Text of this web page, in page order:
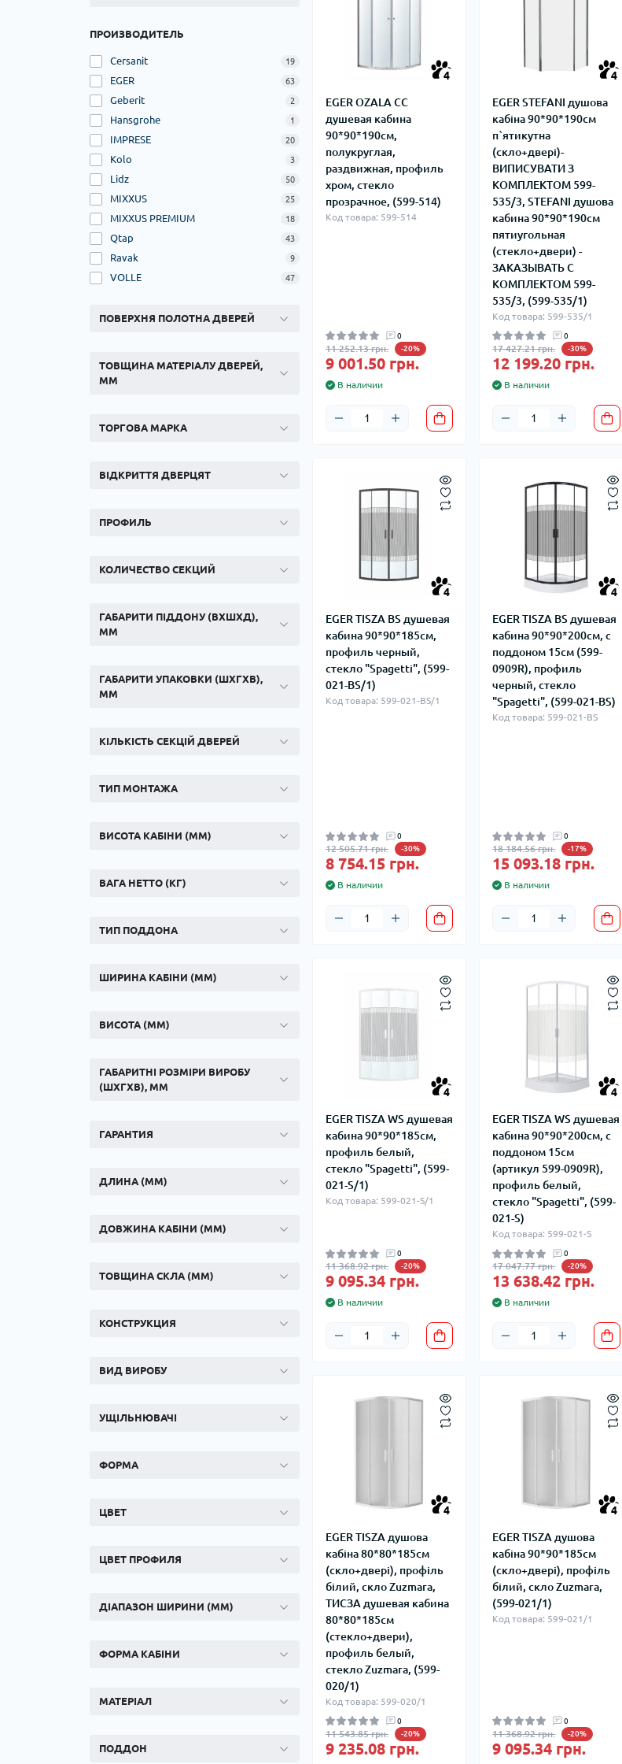
колекторів
Індикаторні викрутки
Запчасти для
Запчасти для моек
Запчасти к
кормоизмельчителям
Запчасти к компрессорам
ПРОИЗВОДИТЕЛЬ
Cersanit 19
EGER 63
Geberit 2
Hansgrohe 1
IMPRESE 20
Kolo 3
Lidz 50
MIXXUS 25
MIXXUS PREMIUM 18
Qtap 43
Ravak 9
VOLLE 47
ПОВЕРХНЯ ПОЛОТНА ДВЕРЕЙ
ТОВЩИНА МАТЕРІАЛУ ДВЕРЕЙ,
ММ
ТОРГОВА МАРКА
ВІДКРИТТЯ ДВЕРЦЯТ
ПРОФИЛЬ
КОЛИЧЕСТВО СЕКЦИЙ
ГАБАРИТИ ПІДДОНУ (ВХШХД),
ММ
ГАБАРИТИ УПАКОВКИ (ШХГХВ),
ММ
КІЛЬКІСТЬ СЕКЦІЙ ДВЕРЕЙ
ТИП МОНТАЖА
ВИСОТА КАБІНИ (ММ)
ВАГА НЕТТО (КГ)
ТИП ПОДДОНА
ШИРИНА КАБІНИ (ММ)
ВИСОТА (ММ)
ГАБАРИТНІ РОЗМІРИ ВИРОБУ
(ШХГХВ), ММ
ГАРАНТИЯ
ДЛИНА (ММ)
ДОВЖИНА КАБІНИ (ММ)
ТОВЩИНА СКЛА (ММ)
КОНСТРУКЦИЯ
ВИД ВИРОБУ
УЩІЛЬНЮВАЧІ
ФОРМА
ЦВЕТ
ЦВЕТ ПРОФИЛЯ
ДІАПАЗОН ШИРИНИ (ММ)
ФОРМА КАБІНИ
МАТЕРІАЛ
ПОДДОН
4
EGER OZALA CC
душевая кабина
90*90*190см,
полукруглая,
раздвижная, профиль
хром, стекло
прозрачное, (599-514)
Код товара: 599-514
0
11 252.13 грн. -20%
9 001.50 грн.
В наличии
4
EGER STEFANI душова
кабіна 90*90*190см
п`ятикутна
(скло+дверi)-
ВИПИСУВАТИ З
КОМПЛЕКТОМ 599-
535/3, STEFANI душова
кабина 90*90*190см
пятиугольная
(стекло+двери) -
ЗАКАЗЫВАТЬ С
КОМПЛЕКТОМ 599-
535/3, (599-535/1)
Код товара: 599-535/1
0
17 427.21 грн. -30%
12 199.20 грн.
В наличии
4
EGER TISZA BS душевая
кабина 90*90*185см,
профиль черный,
стекло "Spagetti", (599-
021-BS/1)
Код товара: 599-021-BS/1
0
12 505.71 грн. -30%
8 754.15 грн.
В наличии
4
EGER TISZA BS душевая
кабина 90*90*200см, с
поддоном 15см (599-
0909R), профиль
черный, стекло
"Spagetti", (599-021-BS)
Код товара: 599-021-BS
0
18 184.56 грн. -17%
15 093.18 грн.
В наличии
4
EGER TISZA WS душевая
кабина 90*90*185см,
профиль белый,
стекло "Spagetti", (599-
021-S/1)
Код товара: 599-021-S/1
0
11 368.92 грн. -20%
9 095.34 грн.
В наличии
4
EGER TISZA WS душевая
кабина 90*90*200см, с
поддоном 15см
(артикул 599-0909R),
профиль белый,
стекло "Spagetti", (599-
021-S)
Код товара: 599-021-S
0
17 047.77 грн. -20%
13 638.42 грн.
В наличии
4
EGER TISZA душова
кабіна 80*80*185см
(скло+двері), профіль
білий, скло Zuzmara,
ТИСЗА душевая кабина
80*80*185см
(стекло+двери),
профиль белый,
стекло Zuzmara, (599-
020/1)
Код товара: 599-020/1
0
11 543.85 грн. -20%
9 235.08 грн.
4
EGER TISZA душова
кабіна 90*90*185см
(скло+двері), профіль
білий, скло Zuzmara,
(599-021/1)
Код товара: 599-021/1
0
11 368.92 грн. -20%
9 095.34 грн.